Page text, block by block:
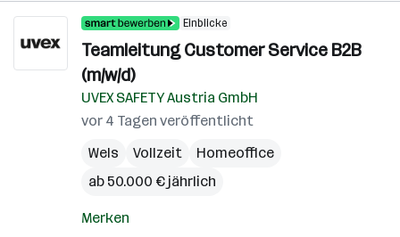
Einblicke
Teamleitung Customer Service B2B
(m/w/d)
UVEX SAFETY Austria GmbH
vor 4 Tagen veröffentlicht
Wels
Vollzeit
Homeoffice
ab 50.000 € jährlich
Merken